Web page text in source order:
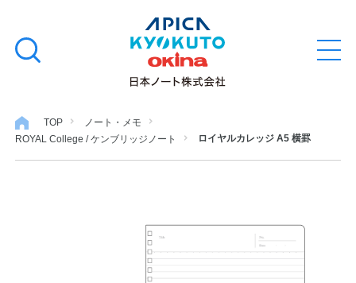
文
キ
ッ
検
る
日用・事務用品
TOP
ノート・メモ
ROYAL College / ケンブリッジノート
ロイヤルカレッジ A5 横罫